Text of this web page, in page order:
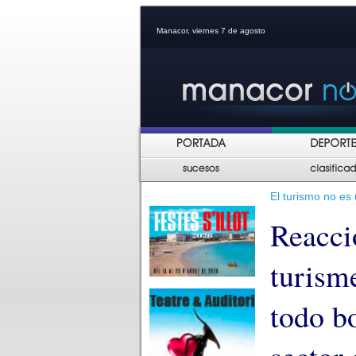
Manacor, viernes 7 de agosto
El turismo no es
todo